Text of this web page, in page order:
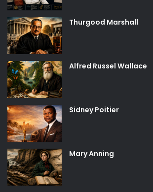
Thurgood Marshall
Alfred Russel Wallace
Sidney Poitier
Mary Anning